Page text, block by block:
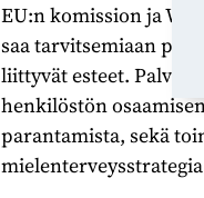
EU:n komission ja
saa tarvitsemiaan
liittyvät esteet.
henkilöstön
parantamista, sekä